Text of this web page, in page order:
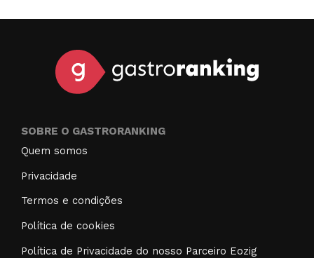
SOBRE O GASTRORANKING
Quem somos
Privacidade
Termos e condições
Política de cookies
Política de Privacidade do nosso Parceiro Eozig